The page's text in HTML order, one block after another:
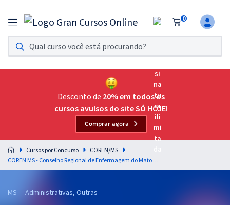
0
Assinatura Ilimitada 11
Acesso a todos os cursos. Teste grátis por 7 dias!
Assinatura OAB Até Passar
Acesso ilimitado a toda preparação para o Exame da
Residências Multiprofissionais
Preparação completa e intensiva para as principais
residências em saúde do Brasil
Desconto de 20% em todos os
cursos avulsos do site SÓ HOJE!
Comprar agora
Cursos por Concurso
COREN/MS
COREN MS - Conselho Regional de Enfermagem do Mato Grosso do Sul - Raciocínio Lógico para os cargos de Nível Superior - Professor: Josimar Padilha
MS - Administrativas, Outras